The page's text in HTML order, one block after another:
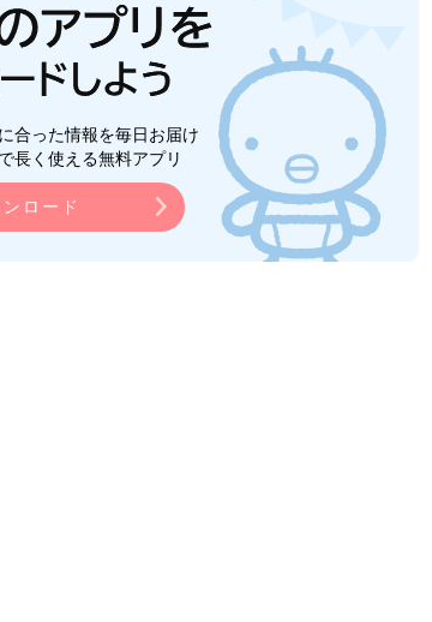
合った情報を毎日お届け
長く使える無料アプリ
ロード